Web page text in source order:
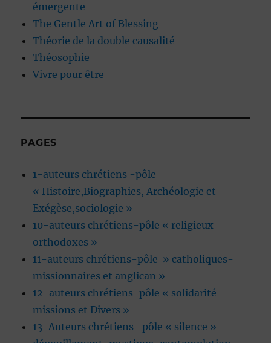
émergente
The Gentle Art of Blessing
Théorie de la double causalité
Théosophie
Vivre pour être
PAGES
1-auteurs chrétiens -pôle
« Histoire,Biographies, Archéologie et
Exégèse,sociologie »
10-auteurs chrétiens-pôle « religieux
orthodoxes »
11-auteurs chrétiens-pôle » catholiques-
missionnaires et anglican »
12-auteurs chrétiens-pôle « solidarité-
missions et Divers »
13-Auteurs chrétiens -pôle « silence »-